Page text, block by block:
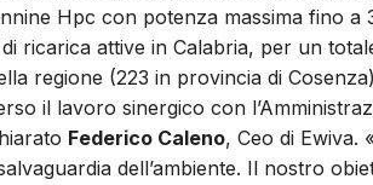
Hpc con potenza massima fino a
ricarica attive in Calabria, per un
regione (223 in provincia di
il lavoro sinergico con
Federico Caleno, Ceo di Ewiva.
dell’ambiente. Il nostro